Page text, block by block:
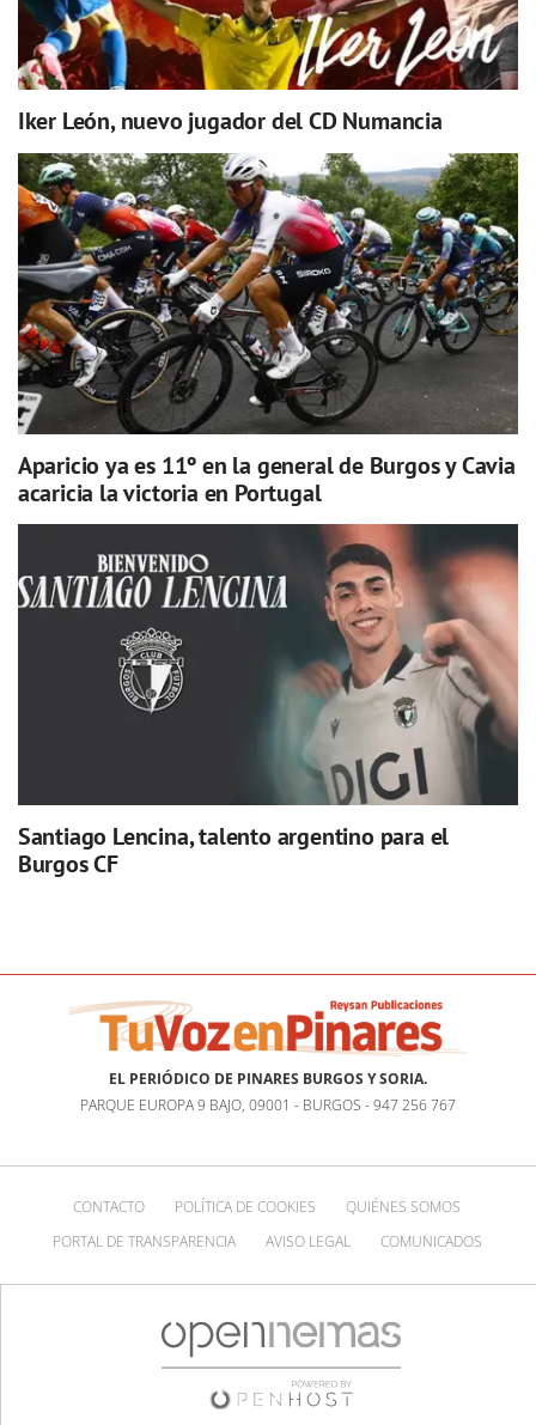
Iker León, nuevo jugador del CD Numancia
Aparicio ya es 11º en la general de Burgos y Cavia
acaricia la victoria en Portugal
Santiago Lencina, talento argentino para el
Burgos CF
EL PERIÓDICO DE PINARES BURGOS Y SORIA.
PARQUE EUROPA 9 BAJO, 09001 - BURGOS - 947 256 767
CONTACTO POLÍTICA DE COOKIES
QUIÉNES SOMOS
PORTAL DE TRANSPARENCIA
AVISO LEGAL COMUNICADOS